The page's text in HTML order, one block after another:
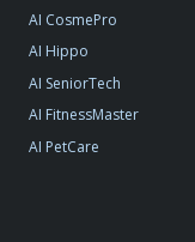
AI CosmePro
AI Hippo
AI SeniorTech
AI FitnessMaster
AI PetCare